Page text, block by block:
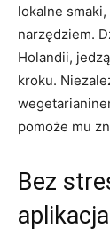
lokalne
narzędziem.
Holandii,
kroku.
pomoże mu
Bez